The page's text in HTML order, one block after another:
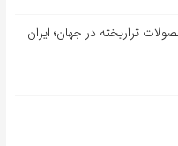
تراریخته در جهان؛ ایران